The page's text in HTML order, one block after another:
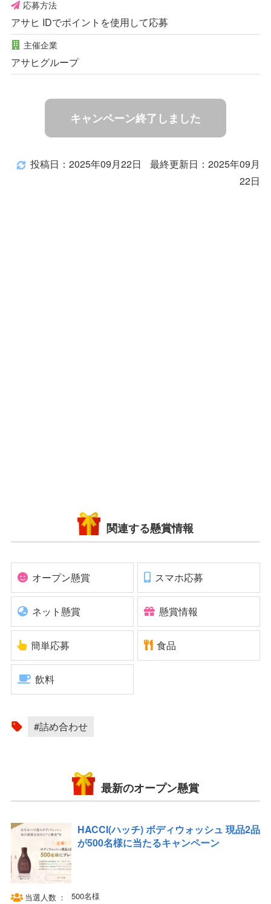
応募方法
アサヒ IDでポイントを使用して応募
主催企業
アサヒグループ
キャンペーン終了しました
投稿日：2025年09月22日
最終更新日：2025年09月
22日
関連する懸賞情報
オープン懸賞 スマホ応募
ネット懸賞 懸賞情報
簡単応募 食品
飲料
#詰め合わせ
最新のオープン懸賞
HACCI(ハッチ) ボディウォッシュ 現品2品
が500名様に当たるキャンペーン
当選人数
500名様